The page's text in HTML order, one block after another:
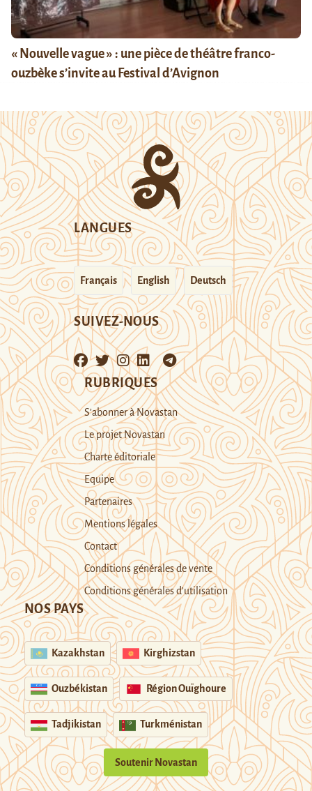
« Nouvelle vague » : une pièce de théâtre franco-
ouzbèke s’invite au Festival d’Avignon
LANGUES
Français English Deutsch
SUIVEZ-NOUS
RUBRIQUES
S’abonner à Novastan
Le projet Novastan
Charte éditoriale
Equipe
Partenaires
Mentions légales
Contact
Conditions générales de vente
Conditions générales d’utilisation
NOS PAYS
Kazakhstan Kirghizstan
Ouzbékistan Région Ouïghoure
Tadjikistan Turkménistan
Soutenir Novastan